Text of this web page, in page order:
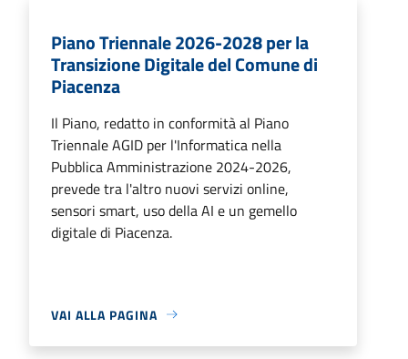
Piano Triennale 2026-2028 per la
Transizione Digitale del Comune di
Piacenza
Il Piano, redatto in conformità al Piano
Triennale AGID per l'Informatica nella
Pubblica Amministrazione 2024-2026,
prevede tra l'altro nuovi servizi online,
sensori smart, uso della AI e un gemello
digitale di Piacenza.
VAI ALLA PAGINA